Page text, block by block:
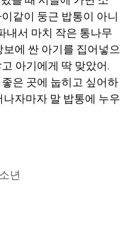
같이 둥근 밥통이 아니
내서 마치 작은 통나무
에 싼 아기를 집어넣으
아기에게 딱 맞았어.
은 곳에 눕히고 싶어하
자마자 말 밥통에 누우
년